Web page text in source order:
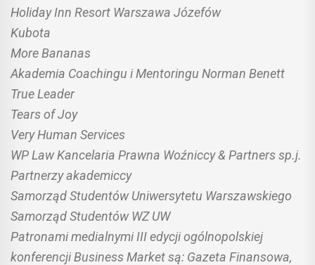
Holiday Inn Resort Warszawa Józefów
Kubota
More Bananas
Akademia Coachingu i Mentoringu Norman Benett
True Leader
Tears of Joy
Very Human Services
WP Law Kancelaria Prawna Woźniccy & Partners sp.j.
Partnerzy akademiccy
Samorząd Studentów Uniwersytetu Warszawskiego
Samorząd Studentów WZ UW
Patronami medialnymi III edycji ogólnopolskiej
konferencji Business Market są: Gazeta Finansowa,